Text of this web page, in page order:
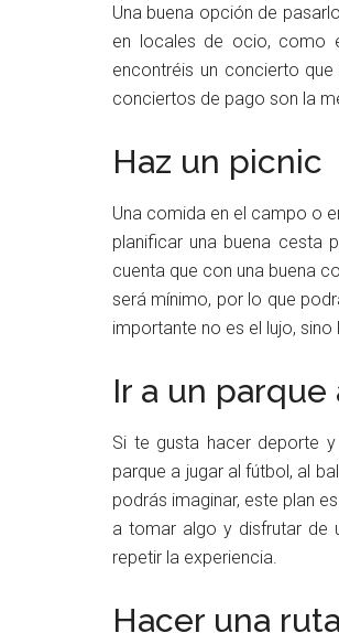
Una buena opción de
en locales de ocio, como
encontréis un concierto
conciertos de pago son la
Haz un picnic
Una comida en el campo o
planificar una buena cesta
cuenta que con una buena
será mínimo, por lo que
importante no es el lujo, sino
Ir a un
Si te gusta hacer deporte
parque a jugar al fútbol, al
podrás imaginar, este plan
a tomar algo y disfrutar de
repetir la experiencia.
Hacer una